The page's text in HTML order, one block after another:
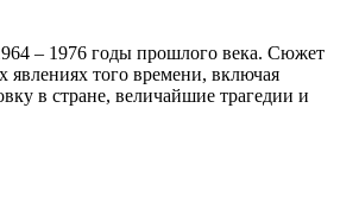
– 1976 годы прошлого века. Сюжет
явлениях того времени, включая
в стране, величайшие трагедии и